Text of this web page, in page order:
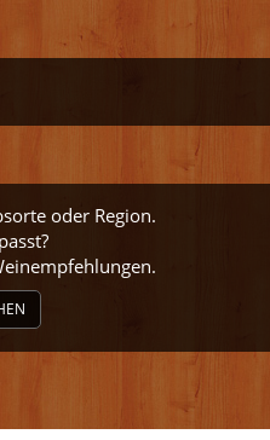
oder Region.